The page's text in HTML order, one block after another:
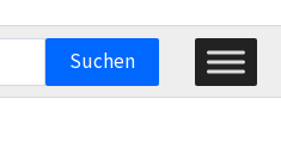
Suchen